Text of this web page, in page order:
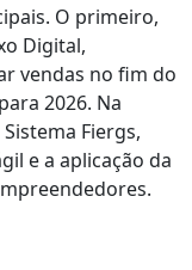
O primeiro,
Digital,
vendas no fim do
2026. Na
Fiergs,
e a aplicação da